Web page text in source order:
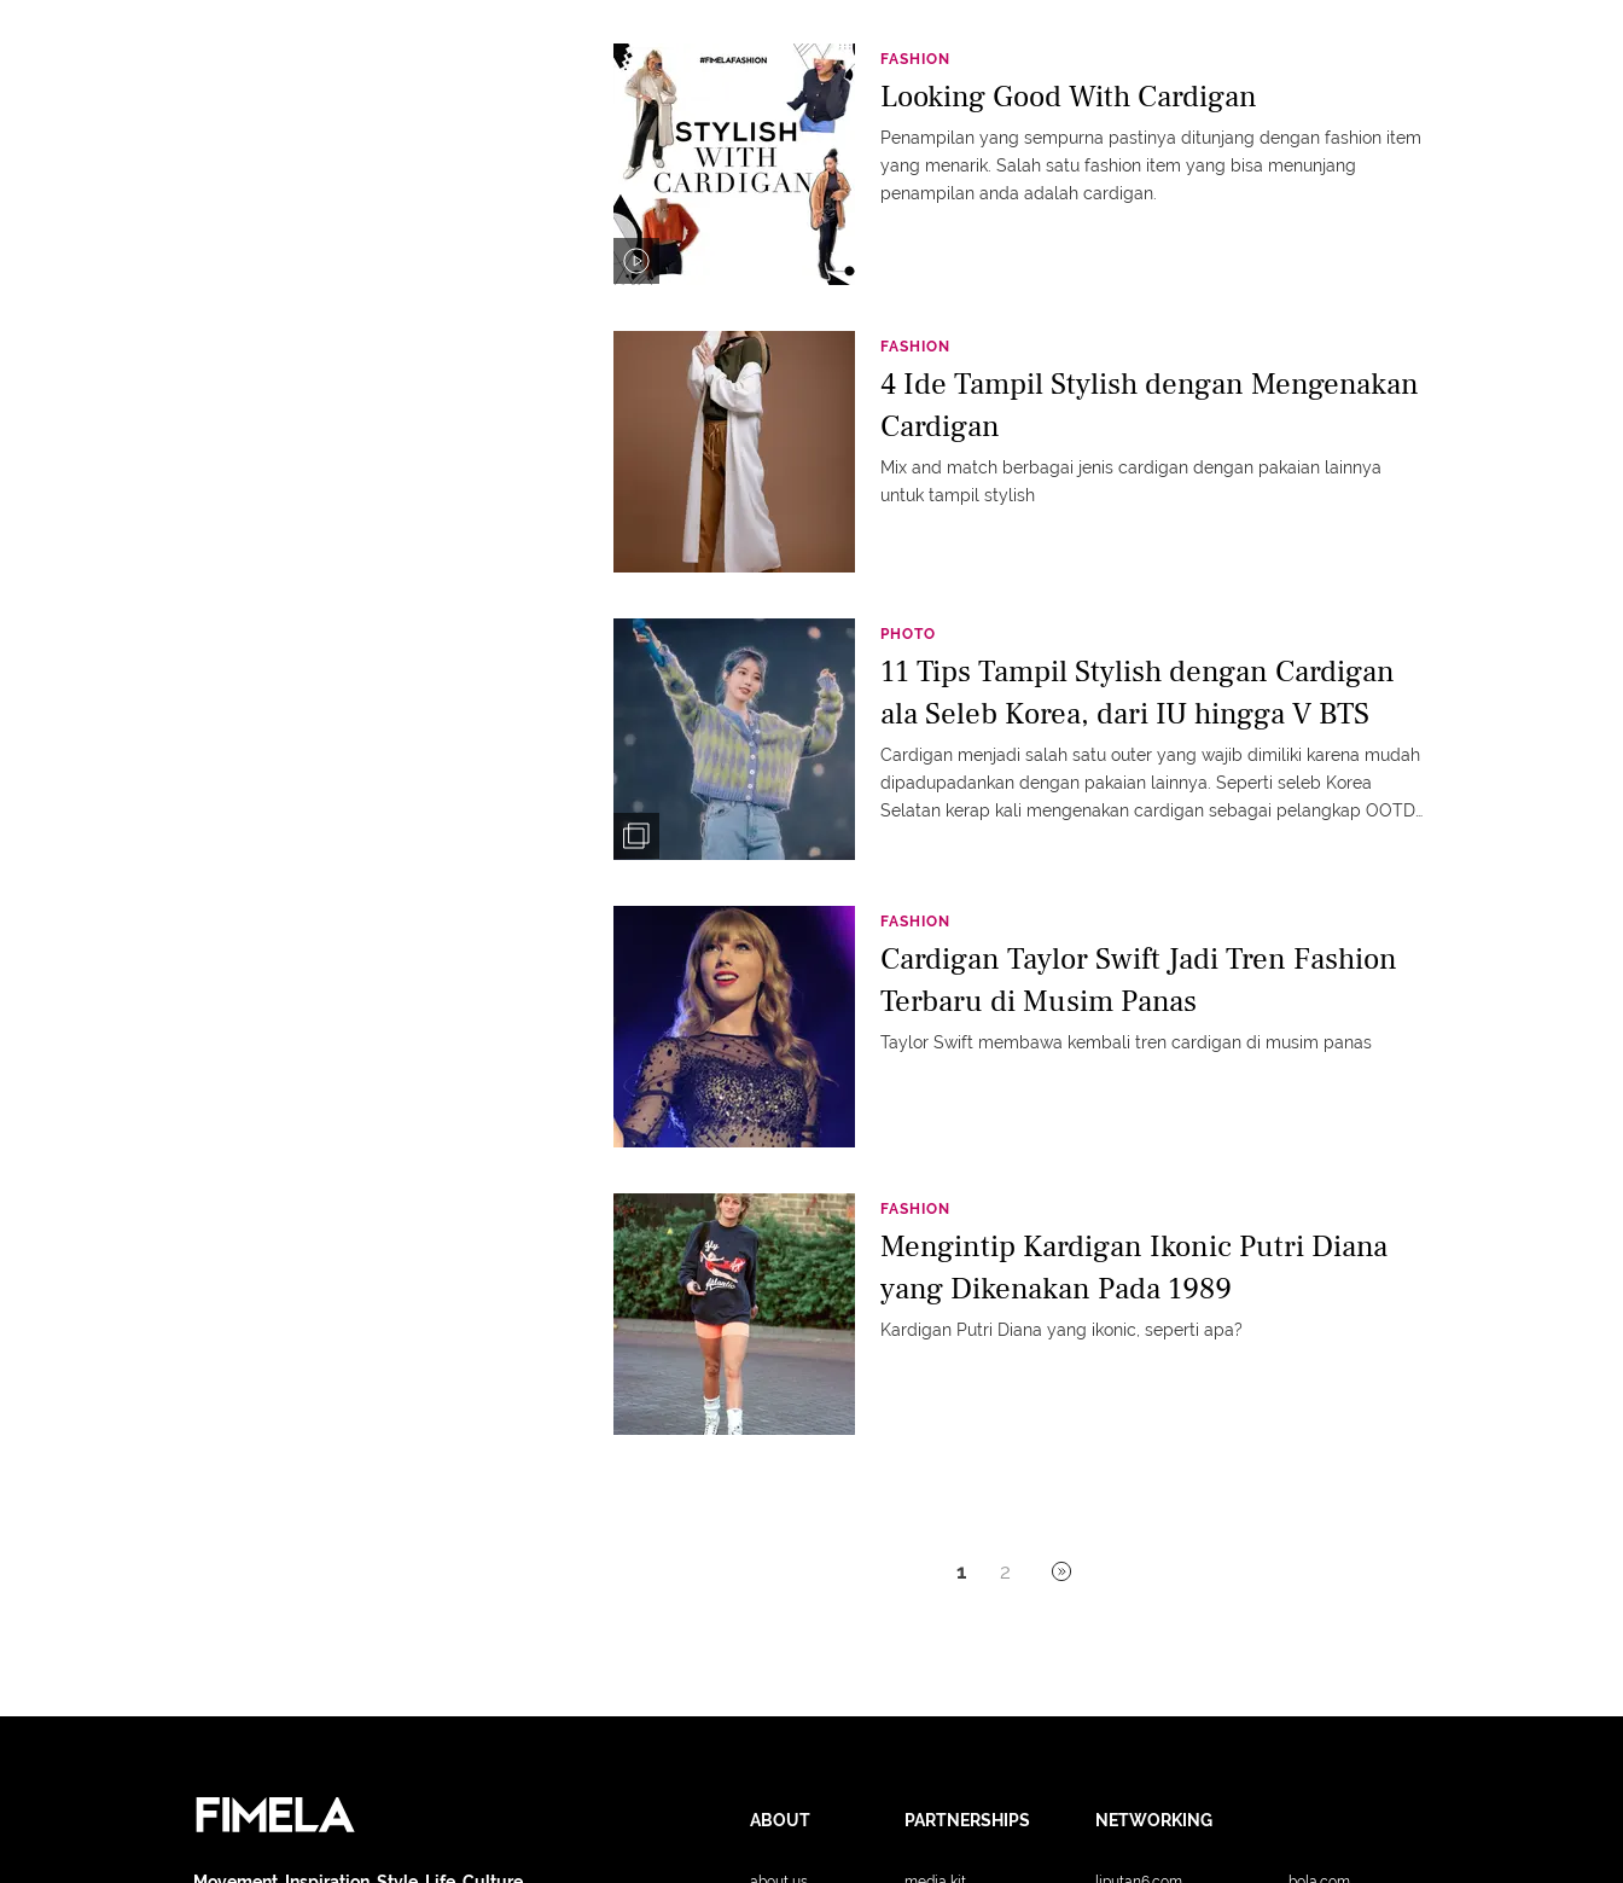
FASHION
Looking Good With Cardigan
Penampilan yang sempurna pastinya ditunjang dengan fashion item
yang menarik. Salah satu fashion item yang bisa menunjang
penampilan anda adalah cardigan.
FASHION
4 Ide Tampil Stylish dengan Mengenakan
Cardigan
Mix and match berbagai jenis cardigan dengan pakaian lainnya
untuk tampil stylish
PHOTO
11 Tips Tampil Stylish dengan Cardigan
ala Seleb Korea, dari IU hingga V BTS
Cardigan menjadi salah satu outer yang wajib dimiliki karena mudah
dipadupadankan dengan pakaian lainnya. Seperti seleb Korea
Selatan kerap kali mengenakan cardigan sebagai pelangkap OOTD.
FASHION
Cardigan Taylor Swift Jadi Tren Fashion
Terbaru di Musim Panas
Taylor Swift membawa kembali tren cardigan di musim panas
FASHION
Mengintip Kardigan Ikonic Putri Diana
yang Dikenakan Pada 1989
Kardigan Putri Diana yang ikonic, seperti apa?
1 2
ABOUT PARTNERSHIPS NETWORKING